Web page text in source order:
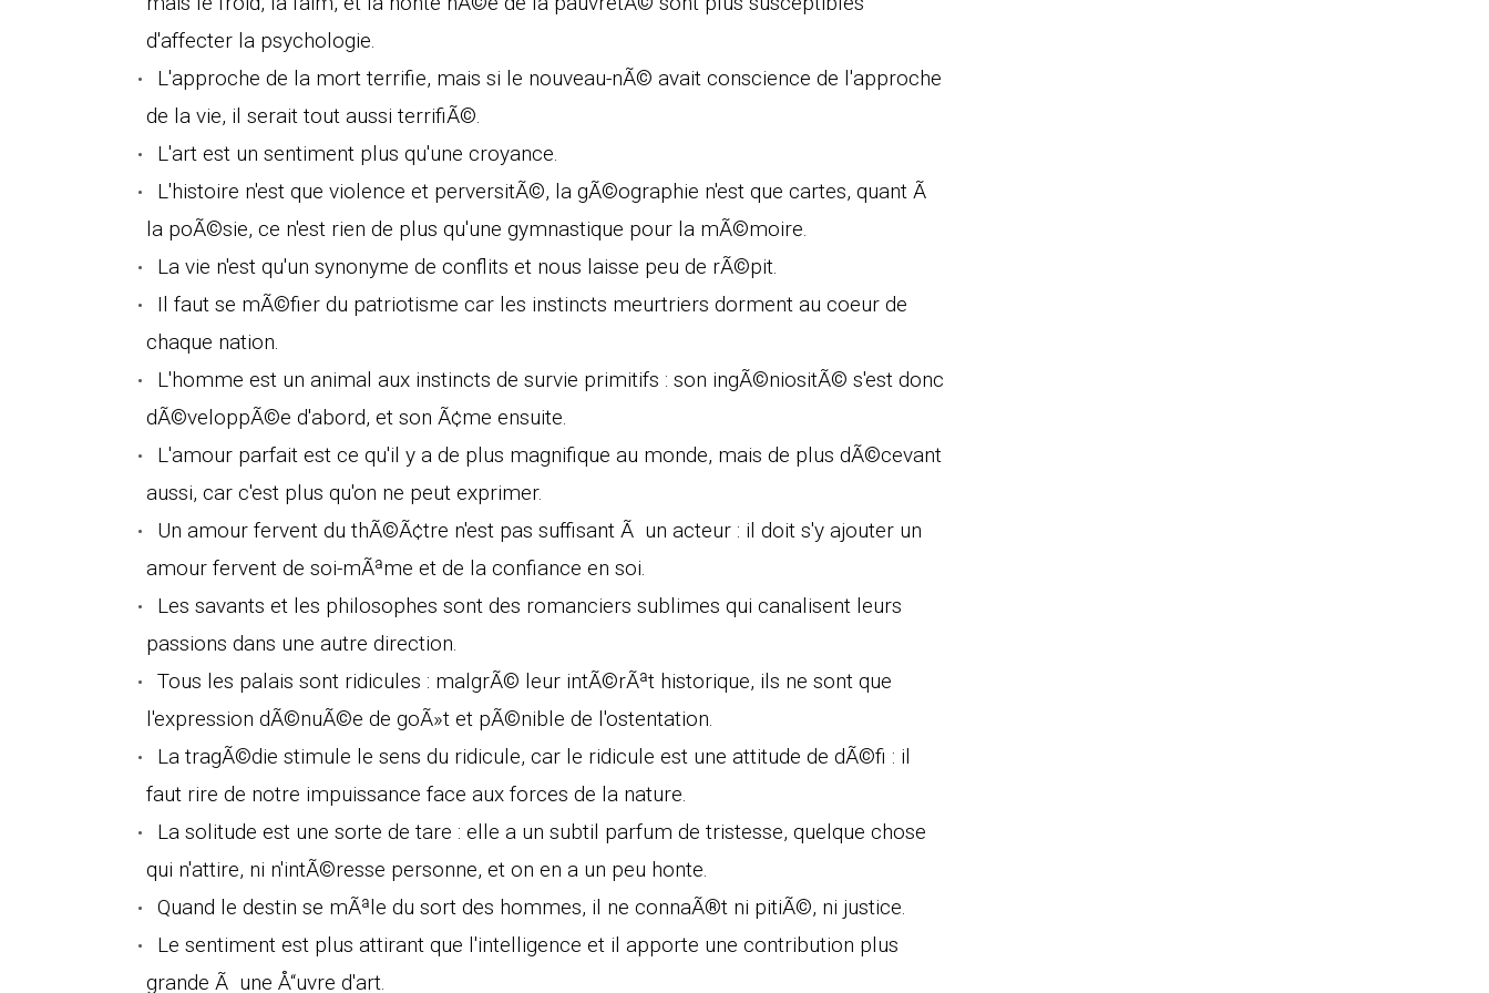
d'affecter la psychologie.
L'approche de la mort terrifie, mais si le nouveau-nÃ© avait conscience de l'approche
de la vie, il serait tout aussi terrifiÃ©.
L'art est un sentiment plus qu'une croyance.
L'histoire n'est que violence et perversitÃ©, la gÃ©ographie n'est que cartes, quant Ã
la poÃ©sie, ce n'est rien de plus qu'une gymnastique pour la mÃ©moire.
La vie n'est qu'un synonyme de conflits et nous laisse peu de rÃ©pit.
Il faut se mÃ©fier du patriotisme car les instincts meurtriers dorment au coeur de
chaque nation.
L'homme est un animal aux instincts de survie primitifs : son ingÃ©niositÃ© s'est donc
dÃ©veloppÃ©e d'abord, et son Ã¢me ensuite.
L'amour parfait est ce qu'il y a de plus magnifique au monde, mais de plus dÃ©cevant
aussi, car c'est plus qu'on ne peut exprimer.
Un amour fervent du thÃ©Ã¢tre n'est pas suffisant Ã un acteur : il doit s'y ajouter un
amour fervent de soi-mÃªme et de la confiance en soi.
Les savants et les philosophes sont des romanciers sublimes qui canalisent leurs
passions dans une autre direction.
Tous les palais sont ridicules : malgrÃ© leur intÃ©rÃªt historique, ils ne sont que
l'expression dÃ©nuÃ©e de goÃ»t et pÃ©nible de l'ostentation.
La tragÃ©die stimule le sens du ridicule, car le ridicule est une attitude de dÃ©fi : il
faut rire de notre impuissance face aux forces de la nature.
La solitude est une sorte de tare : elle a un subtil parfum de tristesse, quelque chose
qui n'attire, ni n'intÃ©resse personne, et on en a un peu honte.
Quand le destin se mÃªle du sort des hommes, il ne connaÃ®t ni pitiÃ©, ni justice.
Le sentiment est plus attirant que l'intelligence et il apporte une contribution plus
grande Ã une Å“uvre d'art.